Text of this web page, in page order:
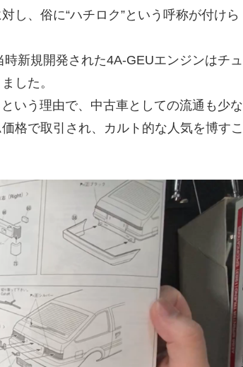
し、俗に“ハチロク”という呼称が付けら
新規開発された4A-GEUエンジンはチュ
した。
いう理由で、中古車としての流通も少な
格で取引され、カルト的な人気を博すこ